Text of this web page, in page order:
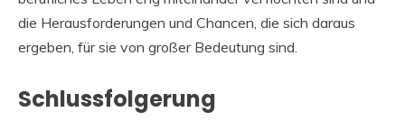
die Herausforderungen und Chancen, die sich daraus
ergeben, für sie von großer Bedeutung sind.
Schlussfolgerung